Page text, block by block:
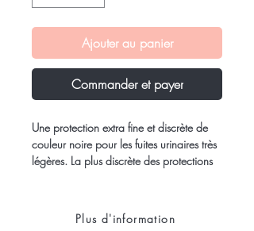
Ajouter au panier
Commander et payer
Une protection extra fine et discrète de
couleur noire pour les fuites urinaires très
légères. La plus discrète des protections
plus de sécurité.
Plus d'information